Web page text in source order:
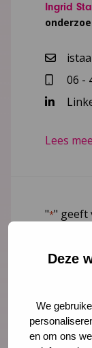
Deze
We
en om ons
Ingrid
06 -
Lees
"*" geeft